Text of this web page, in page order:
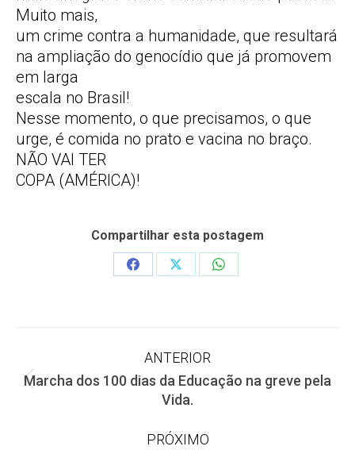
Muito mais,
um crime contra a humanidade, que resultará
na ampliação do genocídio que já promovem
em larga
escala no Brasil!
Nesse momento, o que precisamos, o que
urge, é comida no prato e vacina no braço.
NÃO VAI TER
COPA (AMÉRICA)!
Compartilhar esta postagem
Share
Share
Share
Navegação
de
ANTERIOR
Post
anterior:
Marcha dos 100 dias da Educação na greve pela
Vida.
PRÓXIMO